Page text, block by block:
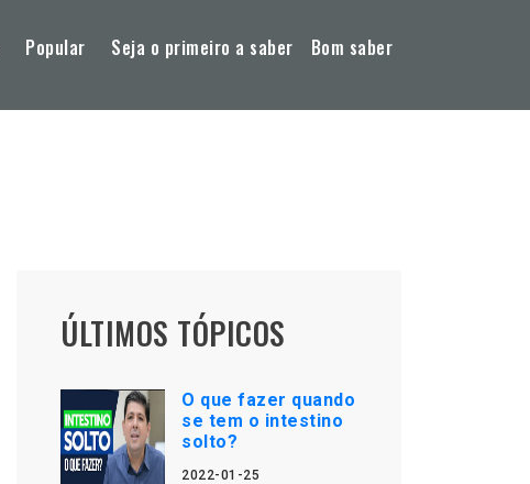
Popular Seja o primeiro a saber Bom saber
ÚLTIMOS TÓPICOS
O que fazer quando
se tem o intestino
solto?
2022-01-25